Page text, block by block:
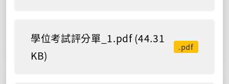
學位考試評分單_1.pdf (44.31
KB)
.pdf